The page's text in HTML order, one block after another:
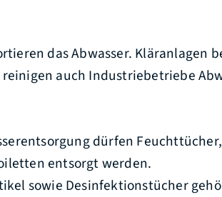
das Abwasser. Kläranlagen
auch Industriebetriebe
dürfen
entsorgt werden.
sowie Desinfektionstücher